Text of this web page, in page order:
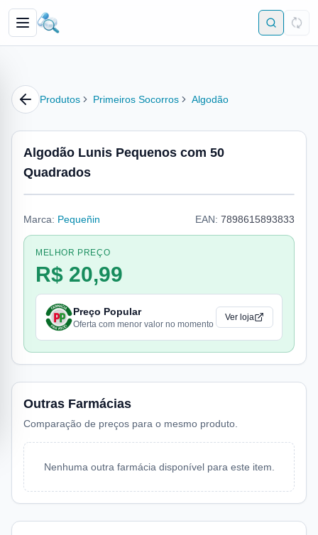
Produtos Primeiros Socorros Algodão
Algodão Lunis Pequenos com 50
Quadrados
Marca: Pequeñin EAN: 7898615893833
MELHOR PREÇO
R$ 20,99
Preço Popular
Oferta com menor valor no momento
Ver loja
Outras Farmácias
Comparação de preços para o mesmo produto.
Nenhuma outra farmácia disponível para este item.